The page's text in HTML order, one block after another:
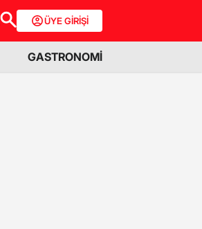
ÜYE GİRİŞİ
GASTRONOMİ